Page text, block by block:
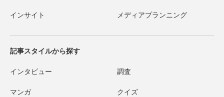
インサイト メディアプランニング
記事スタイルから探す
インタビュー 調査
マンガ クイズ